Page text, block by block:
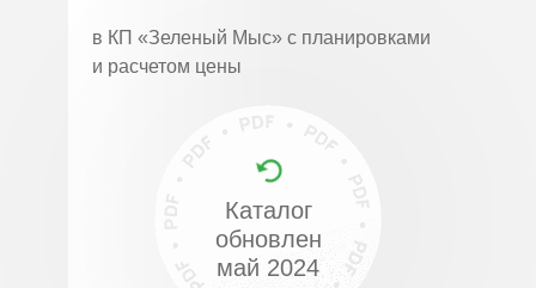
в КП «Зеленый Мыс» с планировками
и расчетом цены
Каталог
обновлен
май 2024